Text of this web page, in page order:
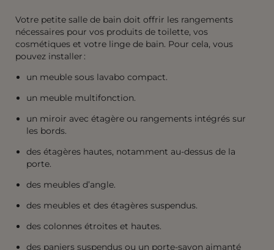
Votre petite salle de bain doit offrir les rangements
nécessaires pour vos produits de toilette, vos
cosmétiques et votre linge de bain. Pour cela, vous
pouvez installer :
un meuble sous lavabo compact.
un meuble multifonction.
un miroir avec étagère ou rangements intégrés sur
les bords.
des étagères hautes, notamment au-dessus de la
porte.
des meubles d’angle.
des meubles et des étagères suspendus.
des colonnes étroites et hautes.
des paniers suspendus ou un porte-savon aimanté